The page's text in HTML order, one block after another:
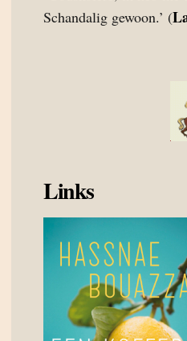
Schandalig gewoon.’ (
Links